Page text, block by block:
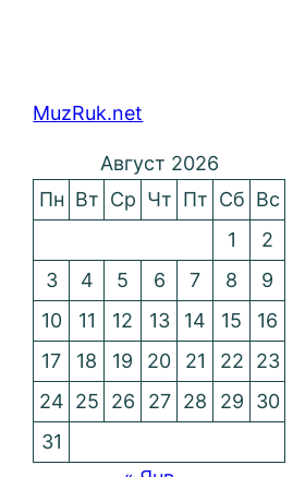
MuzRuk.net
Август 2026
Пн Вт Ср Чт Пт Сб Вс
1
2
3
4 5 6 7 8
9
10
11 12 13 14 15
16
17
18 19 20 21 22
23
24 25 26 27 28 29
30
31